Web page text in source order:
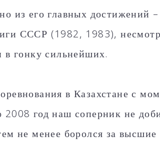
из его главных достижений –
СССР (1982, 1983),
в гонку сильнейших.
в Казахстане с
год наш соперник не
не менее боролся за